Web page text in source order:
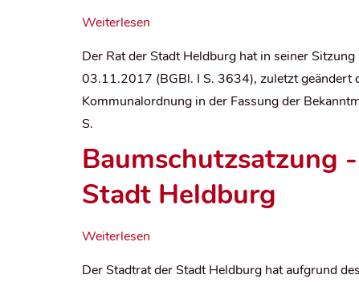
Weiterlesen
Der Rat der Stadt Heldburg hat in seiner
03.11.2017 (BGBl. I S. 3634), zuletzt geändert
Kommunalordnung in der Fassung der
S.
Baumschutzsatzung
Stadt Heldburg
Weiterlesen
Der Stadtrat der Stadt Heldburg hat aufgrund